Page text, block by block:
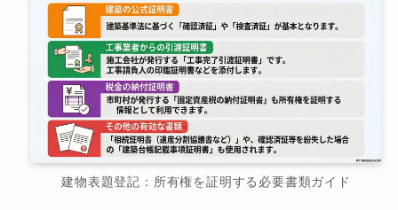
建物表題登記：所有権を証明する必要書類ガイド